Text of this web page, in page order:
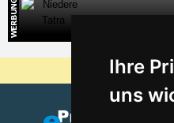
Ihre
uns
Warum sind